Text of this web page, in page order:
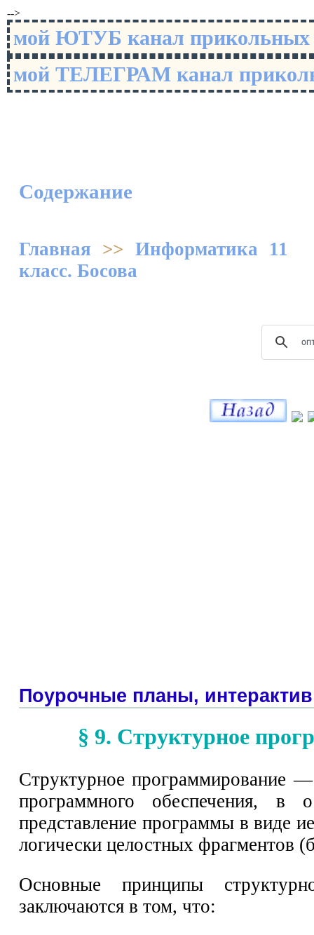
-->
мой ЮТУБ канал
мой ТЕЛЕГРАМ канал
Содержание
Главная >> Информатика 11
класс. Босова
Поурочные планы, интерактив
§ 9. Структурное
Структурное программирование —
программного обеспечения, в
представление программы в виде
логически целостных фрагментов
Основные принципы
заключаются в том, что: